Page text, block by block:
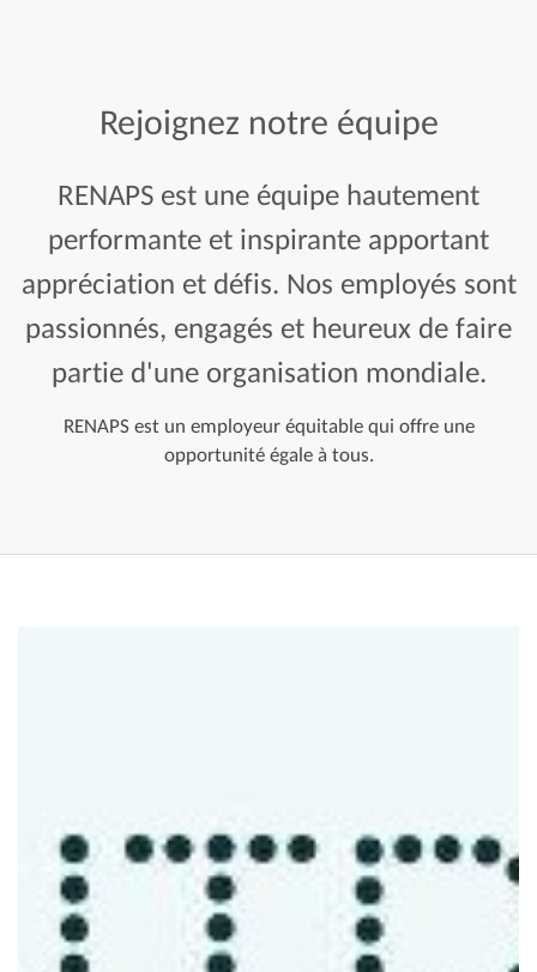
Rejoignez notre équipe
RENAPS est une équipe hautement
performante et inspirante apportant
appréciation et défis. Nos employés sont
passionnés, engagés et heureux de faire
partie d'une organisation mondiale.
RENAPS est un employeur équitable qui offre une
opportunité égale à tous.